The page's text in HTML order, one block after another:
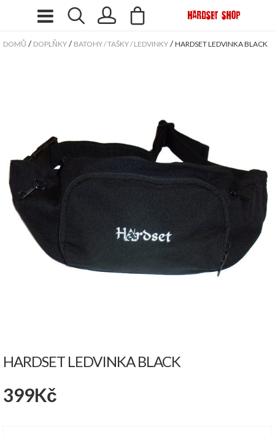
DOMŮ / DOPLŇKY / BATOHY / TAŠKY / LEDVINKY /HARDSET LEDVINKA BLACK
HARDSET LEDVINKA BLACK
399Kč